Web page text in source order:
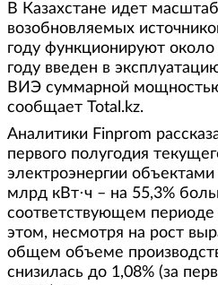
В Казахстане идет
возобновляемых
году функционируют
году введен в
ВИЭ суммарной
сообщает Total.kz.
Аналитики Finprom
первого полугодия
электроэнергии
млрд кВт⋅ч – на 55,3%
соответствующем
этом, несмотря на рост
общем объеме
снизилась до 1,08% (за